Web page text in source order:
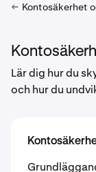
Kontosäkerhet
Lär dig hur du
och hur du